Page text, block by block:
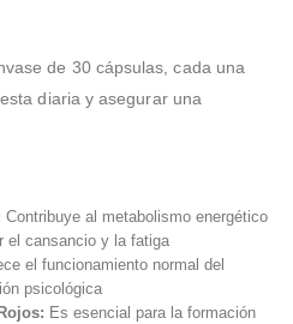
de 30 cápsulas, cada una
diaria y asegurar una
Contribuye al metabolismo energético
el cansancio y la fatiga
el funcionamiento normal del
psicológica
Es esencial para la formación